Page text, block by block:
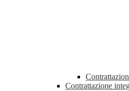
Contrattazione